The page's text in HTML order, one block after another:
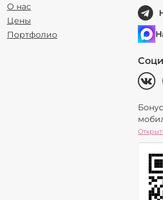
О нас
Цены
Портфолио